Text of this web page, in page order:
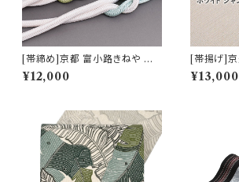
[帯締め]京都 富小路きねや 謹
製 洋角ぼかし 正絹 日本製 (商
品番号:17555)
¥12,000
[帯揚げ]
製 金散らし
ゴールド
¥13,000